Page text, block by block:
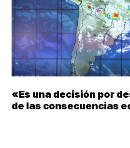
«Es una decisión por
de las consecuencias